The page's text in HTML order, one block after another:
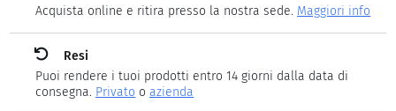
Acquista online e ritira presso la nostra sede. Maggiori info
Resi
Puoi rendere i tuoi prodotti entro 14 giorni dalla data di
consegna. Privato oazienda